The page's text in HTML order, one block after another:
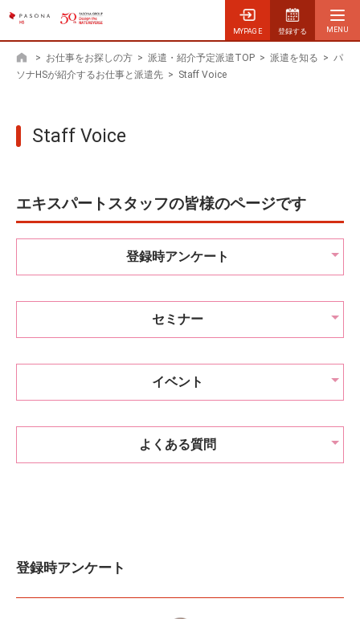
MYPAGE 登録する
ホーム
> お仕事をお探しの方 > 派遣・紹介予定派遣TOP > 派遣を知る > パ
ソナHSが紹介するお仕事と派遣先 > Staff Voice
Staff Voice
エキスパートスタッフの皆様のページです
登録時アンケート
セミナー
イベント
よくある質問
登録時アンケート